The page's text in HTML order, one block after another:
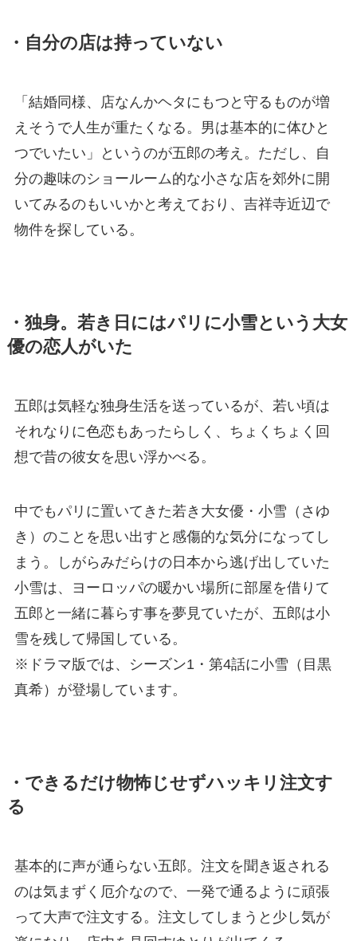
・自分の店は持っていない
「結婚同様、店なんかヘタにもつと守るものが増
えそうで人生が重たくなる。男は基本的に体ひと
つでいたい」というのが五郎の考え。ただし、自
分の趣味のショールーム的な小さな店を郊外に開
いてみるのもいいかと考えており、吉祥寺近辺で
物件を探している。
・独身。若き日にはパリに小雪という大女
優の恋人がいた
五郎は気軽な独身生活を送っているが、若い頃は
それなりに色恋もあったらしく、ちょくちょく回
想で昔の彼女を思い浮かべる。
中でもパリに置いてきた若き大女優・小雪（さゆ
き）のことを思い出すと感傷的な気分になってし
まう。しがらみだらけの日本から逃げ出していた
小雪は、ヨーロッパの暖かい場所に部屋を借りて
五郎と一緒に暮らす事を夢見ていたが、五郎は小
雪を残して帰国している。
※ドラマ版では、シーズン1・第4話に小雪（目黒
真希）が登場しています。
・できるだけ物怖じせずハッキリ注文す
る
基本的に声が通らない五郎。注文を聞き返される
のは気まずく厄介なので、一発で通るように頑張
って大声で注文する。注文してしまうと少し気が